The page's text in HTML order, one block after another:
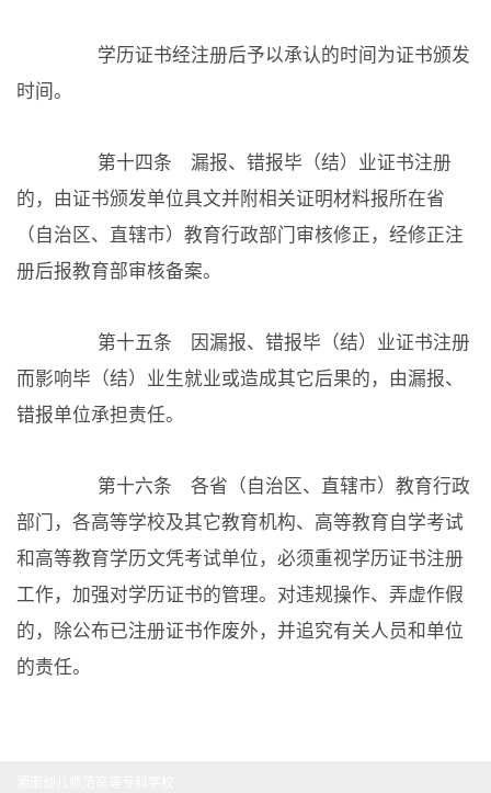
学历证书经注册后予以承认的时间为证书颁发
时间。
第十四条 漏报、错报毕（结）业证书注册
的，由证书颁发单位具文并附相关证明材料报所在省
（自治区、直辖市）教育行政部门审核修正，经修正注
册后报教育部审核备案。
第十五条 因漏报、错报毕（结）业证书注册
而影响毕（结）业生就业或造成其它后果的，由漏报、
错报单位承担责任。
第十六条 各省（自治区、直辖市）教育行政
部门，各高等学校及其它教育机构、高等教育自学考试
和高等教育学历文凭考试单位，必须重视学历证书注册
工作，加强对学历证书的管理。对违规操作、弄虚作假
的，除公布已注册证书作废外，并追究有关人员和单位
的责任。